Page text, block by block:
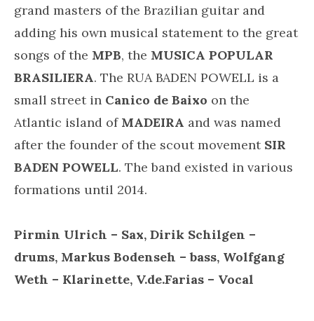
grand masters of the Brazilian guitar and
adding his own musical statement to the great
songs of the MPB, the MUSICA POPULAR
BRASILIERA. The RUA BADEN POWELL is a
small street in Canico de Baixo on the
Atlantic island of MADEIRA and was named
after the founder of the scout movement SIR
BADEN POWELL. The band existed in various
formations until 2014.
Pirmin Ulrich – Sax, Dirik Schilgen –
drums, Markus Bodenseh – bass, Wolfgang
Weth – Klarinette, V.de.Farias – Vocal